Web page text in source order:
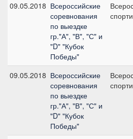
09.05.2018 Всероссийские
соревнования
по выездке
гр."А", "В", "С" и
"D" "Кубок
Победы"
09.05.2018 Всероссийские
соревнования
по выездке
гр."А", "В", "С" и
"D" "Кубок
Победы"